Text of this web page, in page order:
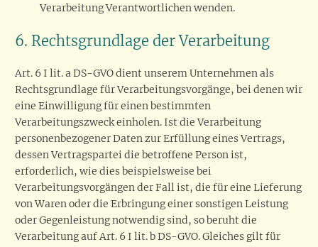
Verarbeitung Verantwortlichen wenden.
6. Rechtsgrundlage der Verarbeitung
Art. 6 I lit. a DS-GVO dient unserem Unternehmen als
Rechtsgrundlage für Verarbeitungsvorgänge, bei denen wir
eine Einwilligung für einen bestimmten
Verarbeitungszweck einholen. Ist die Verarbeitung
personenbezogener Daten zur Erfüllung eines Vertrags,
dessen Vertragspartei die betroffene Person ist,
erforderlich, wie dies beispielsweise bei
Verarbeitungsvorgängen der Fall ist, die für eine Lieferung
von Waren oder die Erbringung einer sonstigen Leistung
oder Gegenleistung notwendig sind, so beruht die
Verarbeitung auf Art. 6 I lit. b DS-GVO. Gleiches gilt für